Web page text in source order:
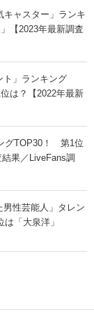
キャスター」ランキ
【2023年最新調査
ト」ランキング
は？【2022年最新
グTOP30！ 第1位
果／LiveFans調
男性芸能人」タレン
「大泉洋」